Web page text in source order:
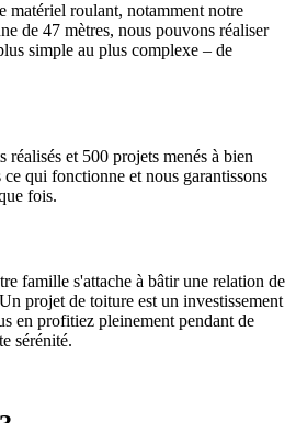
matériel roulant, notamment notre
de 47 mètres, nous pouvons réaliser
simple au plus complexe – de
et 500 projets menés à bien
ce qui fonctionne et nous garantissons
fois.
famille s'attache à bâtir une relation de
projet de toiture est un investissement
en profitiez pleinement pendant de
sérénité.